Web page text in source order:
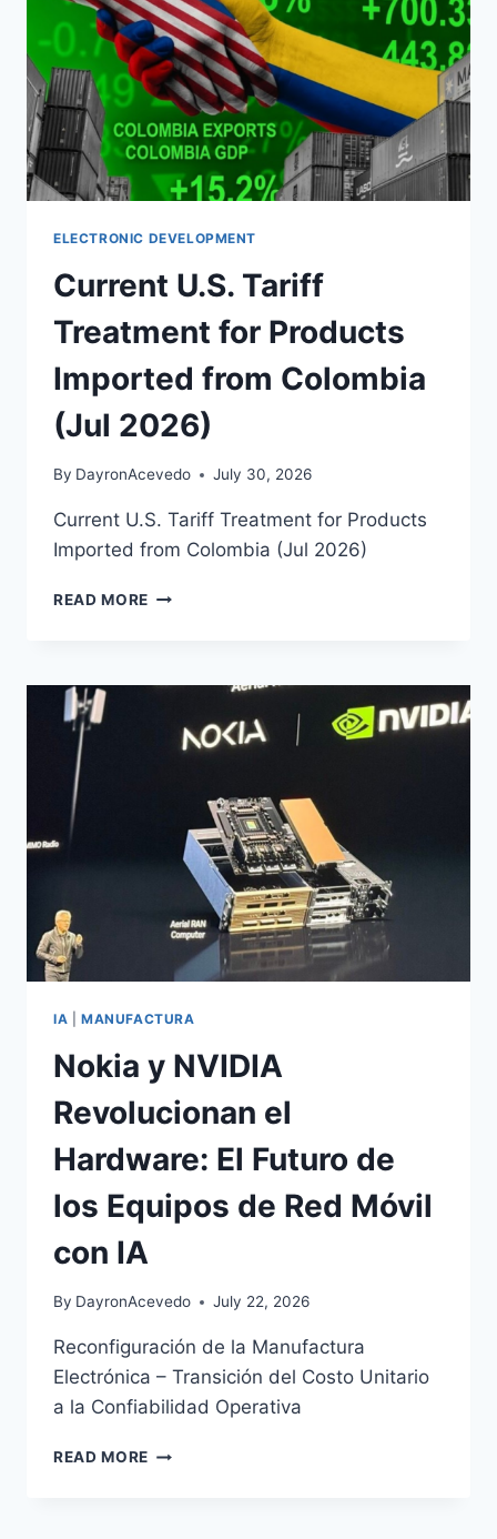
ELECTRONIC DEVELOPMENT
Current U.S. Tariff
Treatment for Products
Imported from Colombia
(Jul 2026)
By DayronAcevedo July 30, 2026
Current U.S. Tariff Treatment for Products
Imported from Colombia (Jul 2026)
READ MORE
IA MANUFACTURA
Nokia y NVIDIA
Revolucionan el
Hardware: El Futuro de
los Equipos de Red Móvil
con IA
By DayronAcevedo July 22, 2026
Reconfiguración de la Manufactura
Electrónica – Transición del Costo Unitario
a la Confiabilidad Operativa
READ MORE